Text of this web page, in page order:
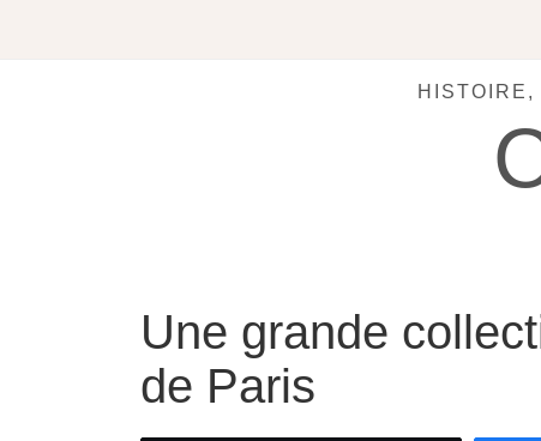
HISTOIRE,
Une grande
de Paris